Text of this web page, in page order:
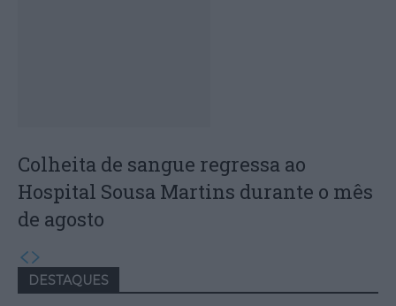
Colheita de sangue regressa ao
Hospital Sousa Martins durante o mês
de agosto
DESTAQUES